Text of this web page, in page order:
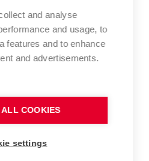
Vysoké
učení
technické
v
BRNĚ
and analyse
and usage, to
features and to enhance
and advertisements.
COOKIES
settings